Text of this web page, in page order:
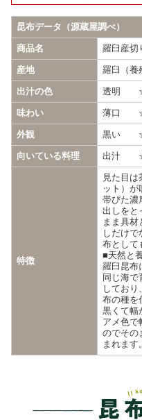
昆布データ（源蔵屋調べ）
商品名 羅臼産切
産地 羅臼（養
出汁の色 透明
味わい 薄口
外観 黒い
向いている料理 出汁
特徴
見た目は
ット）が
帯びた濃
出しをと
まま具材
しだけで
布として
■天然と
羅臼昆布
同じ海で
しており
布の種を
黒くて幅
アメ色で
のでその
まれます。